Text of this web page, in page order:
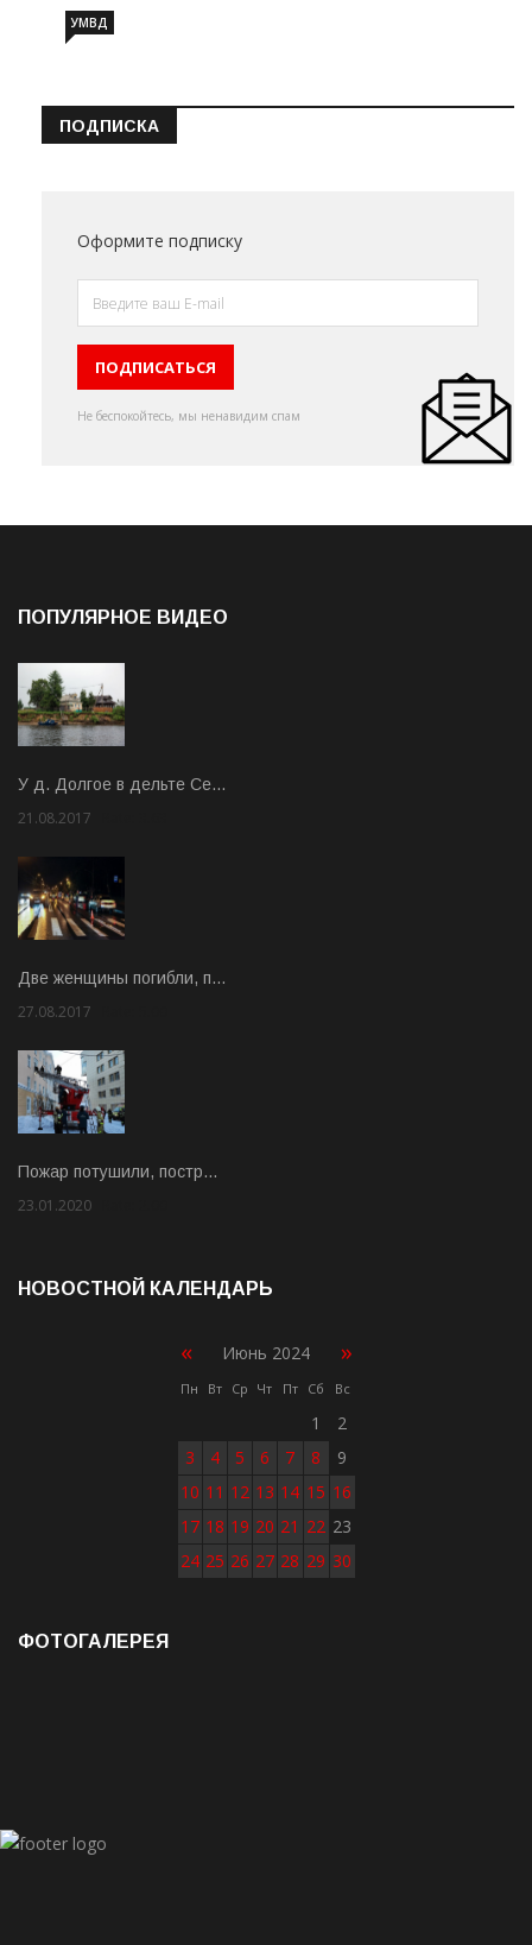
УМВД
ПОДПИСКА
Оформите подписку
Не беспокойтесь, мы ненавидим спам
ПОПУЛЯРНОЕ ВИДЕО
У д. Долгое в дельте Се…
21.08.2017
Две женщины погибли, п…
27.08.2017
Пожар потушили, постр…
23.01.2020
НОВОСТНОЙ КАЛЕНДАРЬ
« Июнь 2024 »
Пн Вт Ср Чт Пт Сб Вс
1
2
3
4 5 6 7 8
9
10 11 12 13 14 15 16
17 18 19 20 21 22 23
24 25 26 27 28 29 30
ФОТОГАЛЕРЕЯ